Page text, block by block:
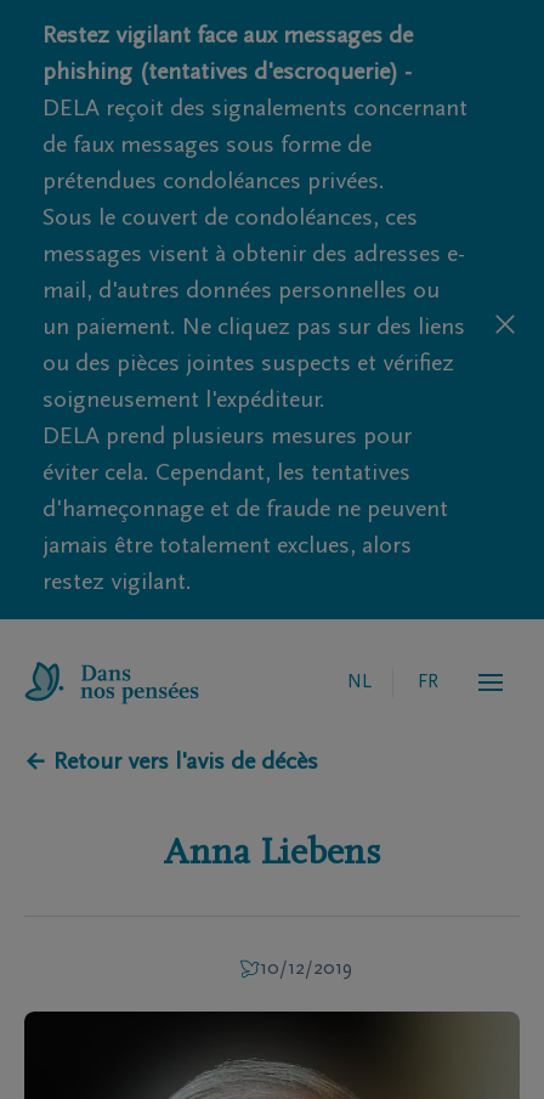
Restez vigilant face aux messages de
phishing (tentatives d'escroquerie) -
DELA reçoit des signalements concernant
de faux messages sous forme de
prétendues condoléances privées.
Sous le couvert de condoléances, ces
messages visent à obtenir des adresses e-
mail, d'autres données personnelles ou
un paiement. Ne cliquez pas sur des liens
ou des pièces jointes suspects et vérifiez
soigneusement l'expéditeur.
DELA prend plusieurs mesures pour
éviter cela. Cependant, les tentatives
d'hameçonnage et de fraude ne peuvent
jamais être totalement exclues, alors
restez vigilant.
NL FR
← Retour vers l'avis de décès
Anna Liebens
10/12/2019